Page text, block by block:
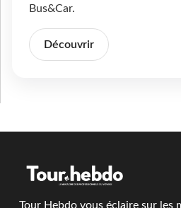
Bus&Car.
Découvrir
Tour Hebdo vous éclaire sur les